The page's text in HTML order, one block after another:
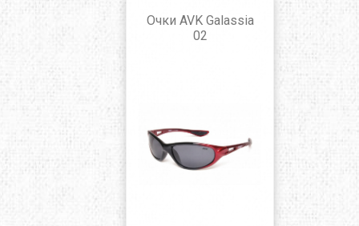
Очки AVK Galassia
02